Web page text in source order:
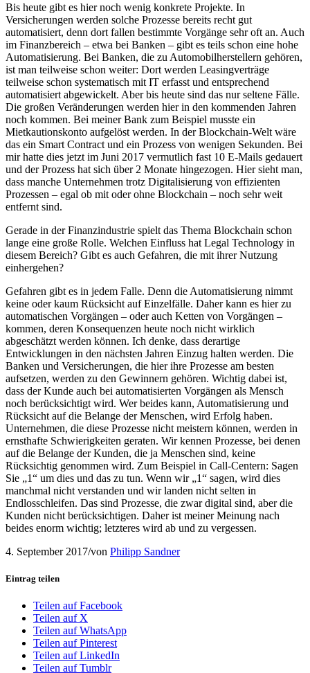
Bis heute gibt es hier noch wenig konkrete Projekte. In
Versicherungen werden solche Prozesse bereits recht gut
automatisiert, denn dort fallen bestimmte Vorgänge sehr oft an. Auch
im Finanzbereich – etwa bei Banken – gibt es teils schon eine hohe
Automatisierung. Bei Banken, die zu Automobilherstellern gehören,
ist man teilweise schon weiter: Dort werden Leasingverträge
teilweise schon systematisch mit IT erfasst und entsprechend
automatisiert abgewickelt. Aber bis heute sind das nur seltene Fälle.
Die großen Veränderungen werden hier in den kommenden Jahren
noch kommen. Bei meiner Bank zum Beispiel musste ein
Mietkautionskonto aufgelöst werden. In der Blockchain-Welt wäre
das ein Smart Contract und ein Prozess von wenigen Sekunden. Bei
mir hatte dies jetzt im Juni 2017 vermutlich fast 10 E-Mails gedauert
und der Prozess hat sich über 2 Monate hingezogen. Hier sieht man,
dass manche Unternehmen trotz Digitalisierung von effizienten
Prozessen – egal ob mit oder ohne Blockchain – noch sehr weit
entfernt sind.
Gerade in der Finanzindustrie spielt das Thema Blockchain schon
lange eine große Rolle. Welchen Einfluss hat Legal Technology in
diesem Bereich? Gibt es auch Gefahren, die mit ihrer Nutzung
einhergehen?
Gefahren gibt es in jedem Falle. Denn die Automatisierung nimmt
keine oder kaum Rücksicht auf Einzelfälle. Daher kann es hier zu
automatischen Vorgängen – oder auch Ketten von Vorgängen –
kommen, deren Konsequenzen heute noch nicht wirklich
abgeschätzt werden können. Ich denke, dass derartige
Entwicklungen in den nächsten Jahren Einzug halten werden. Die
Banken und Versicherungen, die hier ihre Prozesse am besten
aufsetzen, werden zu den Gewinnern gehören. Wichtig dabei ist,
dass der Kunde auch bei automatisierten Vorgängen als Mensch
noch berücksichtigt wird. Wer beides kann, Automatisierung und
Rücksicht auf die Belange der Menschen, wird Erfolg haben.
Unternehmen, die diese Prozesse nicht meistern können, werden in
ernsthafte Schwierigkeiten geraten. Wir kennen Prozesse, bei denen
auf die Belange der Kunden, die ja Menschen sind, keine
Rücksichtig genommen wird. Zum Beispiel in Call-Centern: Sagen
Sie „1“ um dies und das zu tun. Wenn wir „1“ sagen, wird dies
manchmal nicht verstanden und wir landen nicht selten in
Endlosschleifen. Das sind Prozesse, die zwar digital sind, aber die
Kunden nicht berücksichtigen. Daher ist meiner Meinung nach
beides enorm wichtig; letzteres wird ab und zu vergessen.
4. September 2017/von Philipp Sandner
Eintrag teilen
Teilen auf Facebook
Teilen auf X
Teilen auf WhatsApp
Teilen auf Pinterest
Teilen auf LinkedIn
Teilen auf Tumblr